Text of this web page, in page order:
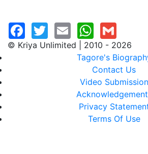
© Kriya Unlimited | 2010 - 2026
Tagore's
Contact Us
Video Submission
Privacy
Terms Of Use